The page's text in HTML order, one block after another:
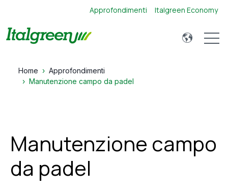
Approfondimenti Italgreen Economy
Open
Home
Approfondimenti
Manutenzione campo da padel
Manutenzione campo
da padel